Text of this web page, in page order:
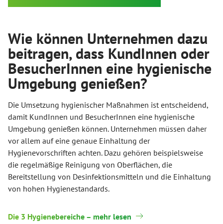
Wie können Unternehmen dazu
beitragen, dass KundInnen oder
BesucherInnen eine hygienische
Umgebung genießen?
Die Umsetzung hygienischer Maßnahmen ist entscheidend,
damit KundInnen und BesucherInnen eine hygienische
Umgebung genießen können. Unternehmen müssen daher
vor allem auf eine genaue Einhaltung der
Hygienevorschriften achten. Dazu gehören beispielsweise
die regelmäßige Reinigung von Oberflächen, die
Bereitstellung von Desinfektionsmitteln und die Einhaltung
von hohen Hygienestandards.
Die 3 Hygienebereiche – mehr lesen